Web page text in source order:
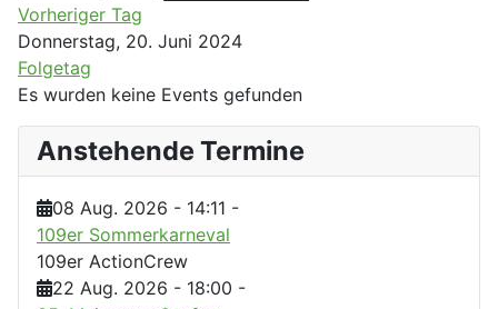
Anstehende Termine
08 Aug. 2026 - 14:11 -
109er Sommerkarneval
109er ActionCrew
22 Aug. 2026 - 18:00 -
Vorheriger Tag
Donnerstag, 20. Juni 2024
Folgetag
Es wurden keine Events gefunden